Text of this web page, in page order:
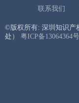
联系我们
©版权所有: 深圳知识产
处） 粤ICP备13064364号